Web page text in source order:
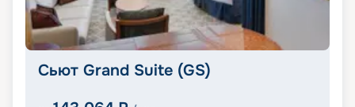
Сьют Grand Suite (GS)